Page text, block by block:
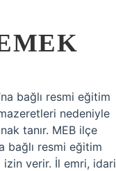
bağlı resmi eğitim
nedeniyle
tanır. MEB ilçe
bağlı resmi eğitim
izin verir. İl emri, idari